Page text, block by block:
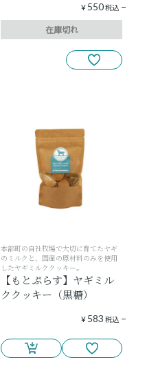
¥ 550税込
在庫切れ
本部町の自社牧場で大切に育てたヤギ
のミルクと、国産の原材料のみを使用
したヤギミルククッキー。
【もとぷらす】ヤギミル
ククッキー（黒糖）
¥ 583 税込